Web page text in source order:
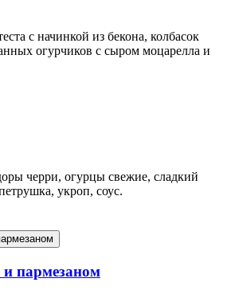
с начинкой из бекона, колбасок
огурчиков с сыром моцарелла и
черри, огурцы свежие, сладкий
укроп, соус.
и пармезаном